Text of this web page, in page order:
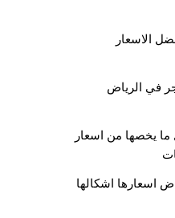
الاسعار
في الرياض
يخصها من اسعار
اسعارها اشكالها